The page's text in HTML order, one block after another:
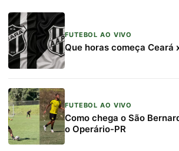
FUTEBOL AO VIVO
Que horas começa Ceará
FUTEBOL AO VIVO
Como chega o São
o Operário-PR